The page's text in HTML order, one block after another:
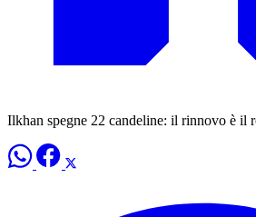
Ilkhan spegne 22 candeline: il rinnovo è il